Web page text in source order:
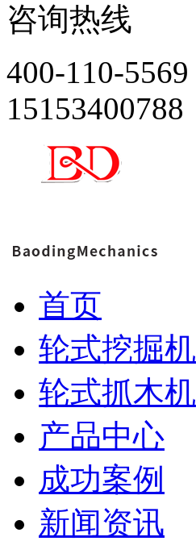
咨询热线
400-110-5569
15153400788
首页
轮式挖掘机
轮式抓木机
产品中心
成功案例
新闻资讯